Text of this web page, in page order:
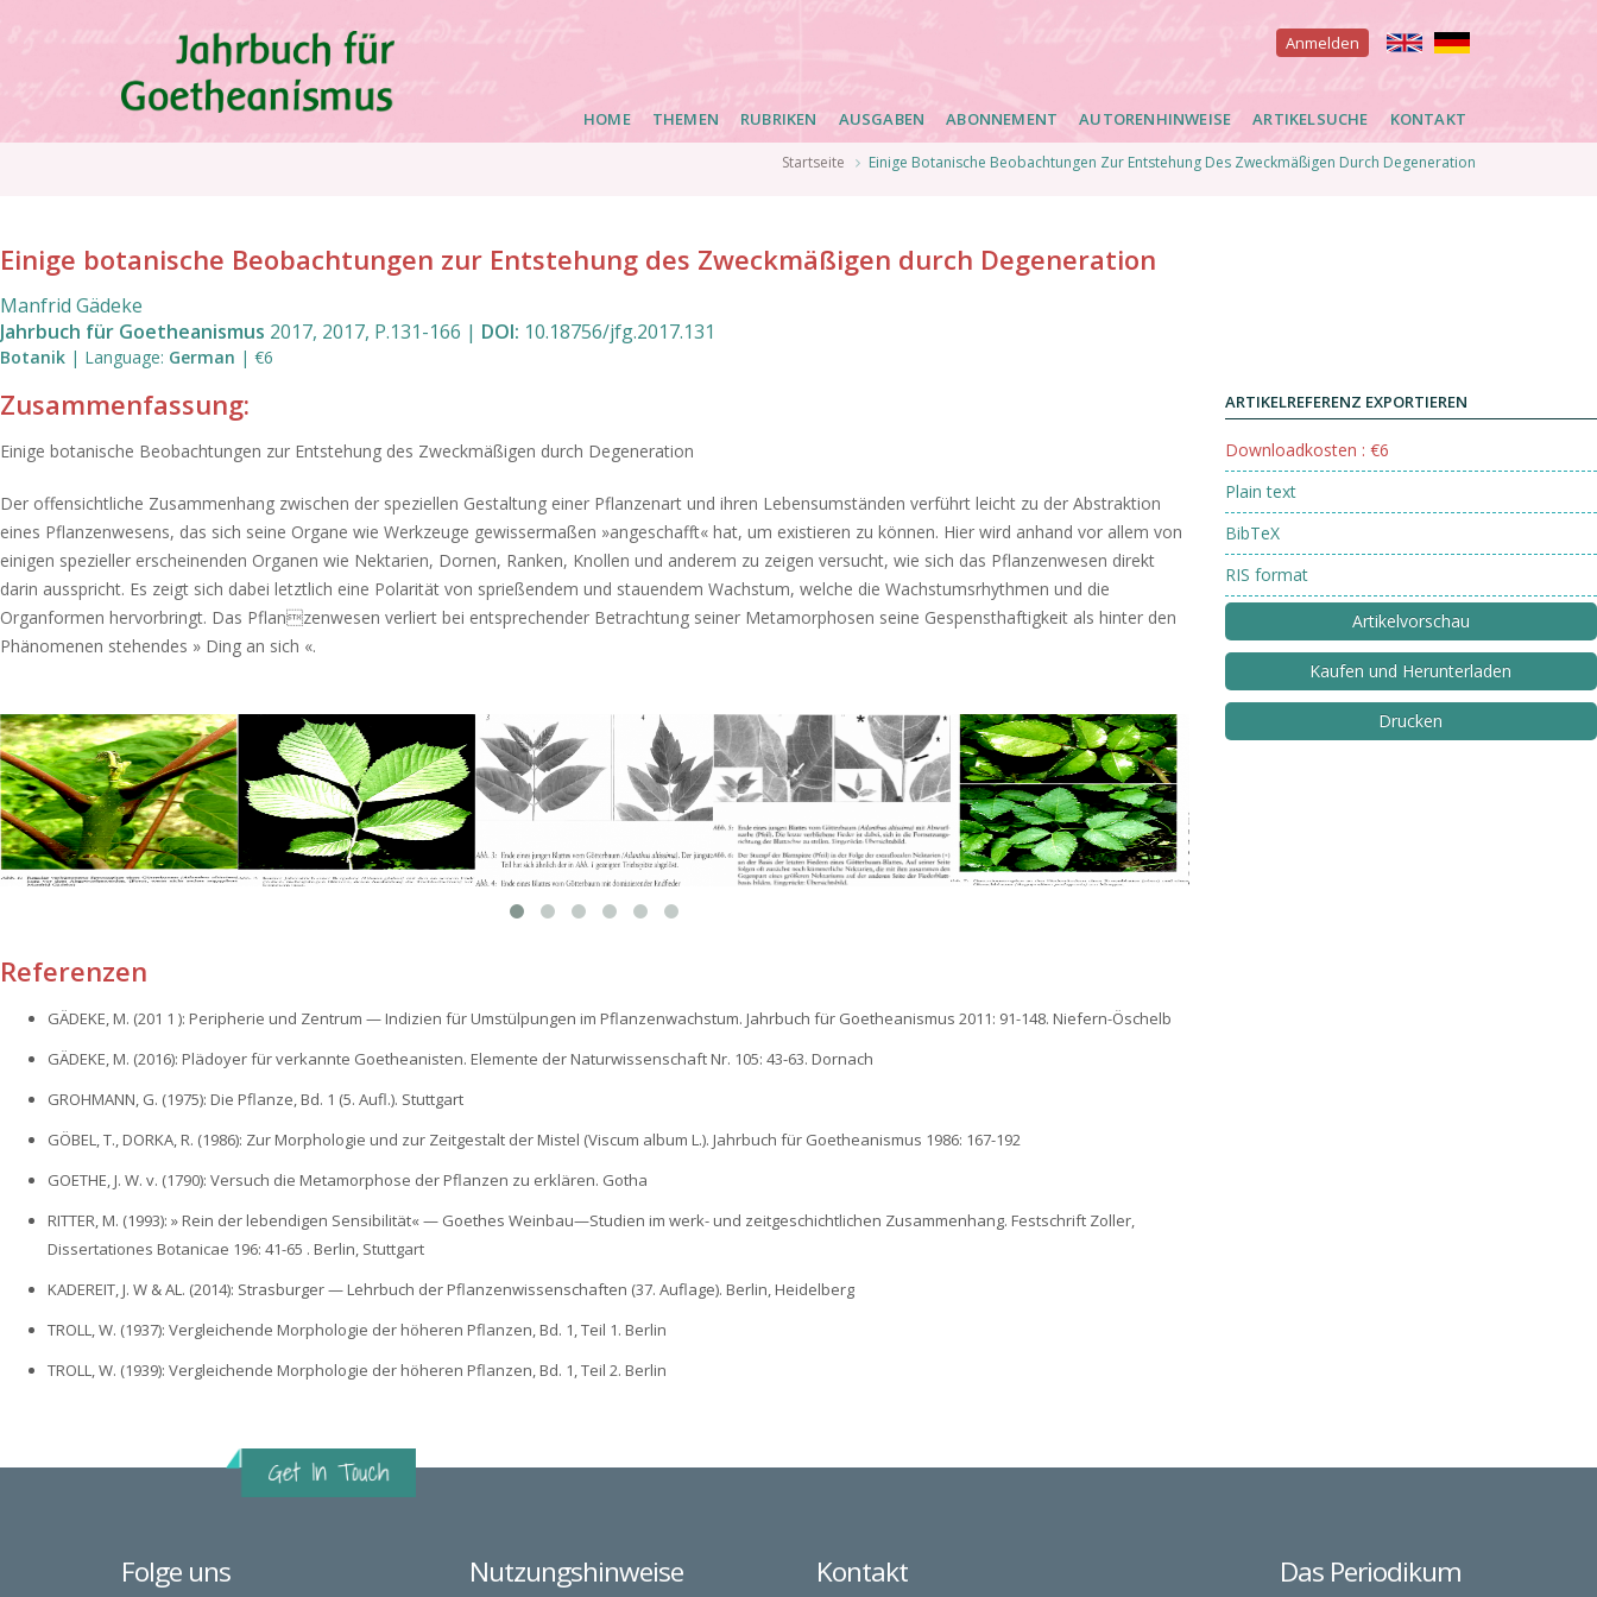
User
menu
Anmelden
Main
HOME THEMEN RUBRIKEN AUSGABEN ABONNEMENT AUTORENHINWEISE ARTIKELSUCHE KONTAKT
Startseite Einige Botanische Beobachtungen Zur Entstehung Des Zweckmäßigen Durch Degeneration
Einige botanische Beobachtungen zur Entstehung des Zweckmäßigen durch Degeneration
Manfrid Gädeke
Jahrbuch für Goetheanismus 2017, 2017, P.131-166 | DOI: 10.18756/jfg.2017.131
Botanik | Language: German | €6
ARTIKELREFERENZ EXPORTIEREN
Downloadkosten : €6
Plain text
BibTeX
RIS format
Artikelvorschau
Kaufen und Herunterladen
Drucken
Zusammenfassung:
Einige botanische Beobachtungen zur Entstehung des Zweckmäßigen durch Degeneration
Der offensichtliche Zusammenhang zwischen der speziellen Gestaltung einer Pflanzenart und ihren Lebensumständen verführt leicht zu der Abstraktion
eines Pflanzenwesens, das sich seine Organe wie Werkzeuge gewissermaßen »angeschafft« hat, um existieren zu können. Hier wird anhand vor allem von
einigen spezieller erscheinenden Organen wie Nektarien, Dornen, Ranken, Knollen und anderem zu zeigen versucht, wie sich das Pflanzenwesen direkt
darin ausspricht. Es zeigt sich dabei letztlich eine Polarität von sprießendem und stauendem Wachstum, welche die Wachstumsrhythmen und die
Organformen hervorbringt. Das Pflanzenwesen verliert bei entsprechender Betrachtung seiner Metamorphosen seine Gespensthaftigkeit als hinter den
Phänomenen stehendes » Ding an sich «.
Referenzen
GÄDEKE, M. (201 1 ): Peripherie und Zentrum — Indizien für Umstülpungen im Pflanzenwachstum. Jahrbuch für Goetheanismus 2011: 91-148. Niefern-Öschelb
GÄDEKE, M. (2016): Plädoyer für verkannte Goetheanisten. Elemente der Naturwissenschaft Nr. 105: 43-63. Dornach
GROHMANN, G. (1975): Die Pflanze, Bd. 1 (5. Aufl.). Stuttgart
GÖBEL, T., DORKA, R. (1986): Zur Morphologie und zur Zeitgestalt der Mistel (Viscum album L.). Jahrbuch für Goetheanismus 1986: 167-192
GOETHE, J. W. v. (1790): Versuch die Metamorphose der Pflanzen zu erklären. Gotha
RITTER, M. (1993): » Rein der lebendigen Sensibilität« — Goethes Weinbau—Studien im werk- und zeitgeschichtlichen Zusammenhang. Festschrift Zoller,
Dissertationes Botanicae 196: 41-65 . Berlin, Stuttgart
KADEREIT, J. W & AL. (2014): Strasburger — Lehrbuch der Pflanzenwissenschaften (37. Auflage). Berlin, Heidelberg
TROLL, W. (1937): Vergleichende Morphologie der höheren Pflanzen, Bd. 1, Teil 1. Berlin
TROLL, W. (1939): Vergleichende Morphologie der höheren Pflanzen, Bd. 1, Teil 2. Berlin
Folge uns Nutzungshinweise Kontakt Das Periodikum